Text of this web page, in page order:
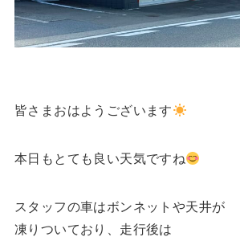
皆さまおはようございます
本日もとても良い天気ですね
スタッフの車はボンネットや天井が
凍りついており、走行後は